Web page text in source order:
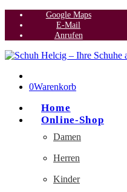
Google Maps
E-Mail
Anrufen
0Warenkorb
Home
Online-Shop
Damen
Herren
Kinder